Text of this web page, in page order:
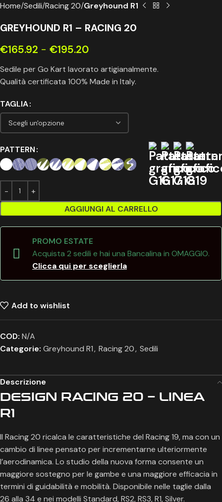
Home Sedili Racing 20 Greyhound R1
GREYHOUND R1 – RACING 20
€165.92 - €195.20
Sedile per Go Kart lavorato artigianalmente.
Qualità certificata 100% Made in Italy.
TAGLIA
PATTERN
AGGIUNGI AL CARRELLO
PROMO ESTATE
Acquista 2 sedili e hai una Bancalina in OMAGGIO.
Clicca qui per sceglierla
Add to wishlist
COD: N/A
Categorie: Greyhound R1, Racing 20, Sedili
Descrizione
DESIGN RACING 20 – LINEA
R1
Il Racing 20 ricalca le caratteristiche del Racing 19, ma con un
cambio di linee pensato per incrementarne ulteriormente
l’aerodinamica. Lo studio della nuova forma consente un
maggiore sostegno per le gambe e una maggiore efficacia in
termini di guidabilità e mobilità. Disponibile nelle taglie dalla
26 alla 34 e nei modelli Standard, RS2, RS3, R1, Silver.